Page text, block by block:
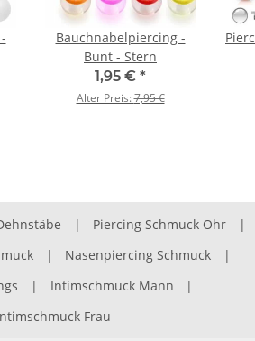
Bauchnabelpiercing -
Bunt - Stern
1,95 € *
Alter Preis:7,95 €
| Piercing Schmuck Ohr
|
| Nasenpiercing Schmuck
|
| Intimschmuck Mann
|
Frau